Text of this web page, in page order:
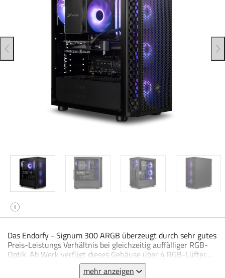
i
Das Endorfy - Signum 300 ARGB überzeugt durch sehr gutes
Preis-Leistungs Verhältnis bei gleichzeitig auffälliger RGB-
Optik. Ab Werk verfügt dieses Gehäuse über 4 RGB-Lüfter.
Das Glasfenster ermöglicht dabei einen Blick auf die verbaute
mehr anzeigen